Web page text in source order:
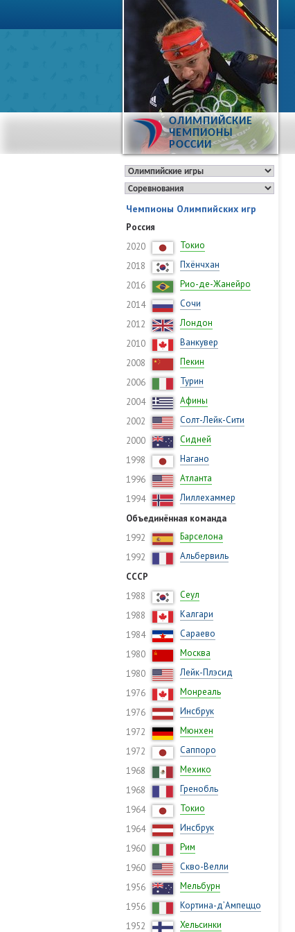
ОЛИМПИЙСКИЕ
ЧЕМПИОНЫ
РОССИИ
Чемпионы Олимпийских игр
Россия
2020
Токио
2018
Пхёнчхан
2016
Рио-де-Жанейро
2014
Сочи
2012
Лондон
2010
Ванкувер
2008
Пекин
2006
Турин
2004
Афины
2002
Солт-Лейк-Сити
2000
Сидней
1998
Нагано
1996
Атланта
1994
Лиллехаммер
Объединённая команда
1992
Барселона
1992
Альбервиль
СССР
1988
Сеул
1988
Калгари
1984
Сараево
1980
Москва
1980
Лейк-Плэсид
1976
Монреаль
1976
Инсбрук
1972
Мюнхен
1972
Саппоро
1968
Мехико
1968
Гренобль
1964
Токио
1964
Инсбрук
1960
Рим
1960
Скво-Велли
1956
Мельбурн
1956
Кортина-д’Ампеццо
1952
Хельсинки